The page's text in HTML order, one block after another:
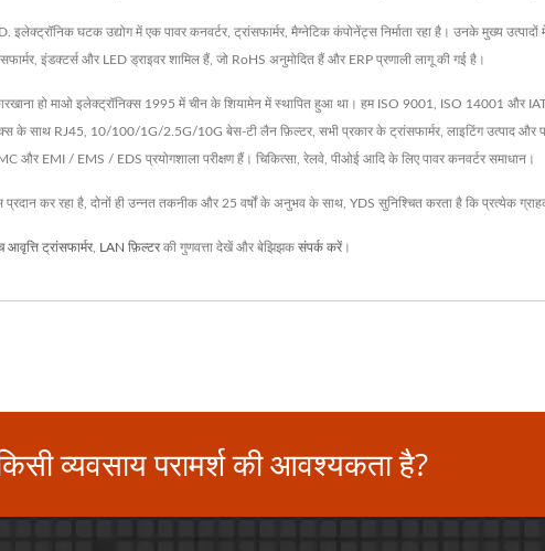
घटक उद्योग में एक पावर कनवर्टर, ट्रांसफार्मर, मैग्नेटिक कंपोनेंट्स निर्माता रहा है। उनके मुख्य
इंडक्टर्स और LED ड्राइवर शामिल हैं, जो RoHS अनुमोदित हैं और ERP प्रणाली लागू की गई है।
हो माओ इलेक्ट्रॉनिक्स 1995 में चीन के शियामेन में स्थापित हुआ था। हम ISO 9001, ISO 14001 और
के साथ RJ45, 10/100/1G/2.5G/10G बेस-टी लैन फ़िल्टर, सभी प्रकार के ट्रांसफार्मर, लाइटिंग उत्पाद
और EMI / EMS / EDS प्रयोगशाला परीक्षण हैं। चिकित्सा, रेलवे, पीओई आदि के लिए पावर कनवर्टर समाधान।
प्रदान कर रहा है, दोनों ही उन्नत तकनीक और 25 वर्षों के अनुभव के साथ, YDS सुनिश्चित करता है कि प्रत्येक
आवृत्ति ट्रांसफार्मर, LAN फ़िल्टरकी गुणवत्ता देखें और बेझिझक संपर्क करें।
व्यवसाय परामर्श की आवश्यकता है?